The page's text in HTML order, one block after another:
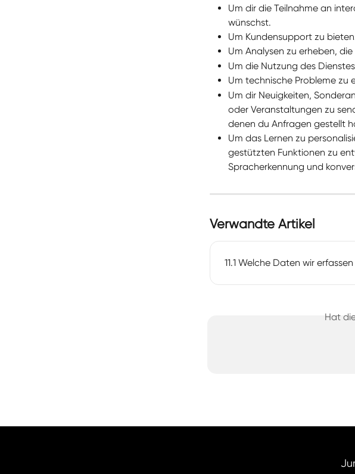
Um dir die Teilnahme an
wünschst.
Um Kundensupport zu
Um Analysen zu erheben,
Um die Nutzung des
Um technische Probleme zu
Um dir Neuigkeiten,
oder Veranstaltungen zu
denen du Anfragen gestellt
Um das Lernen zu
gestützten Funktionen zu
Spracherkennung und
Verwandte Artikel
11.1 Welche Daten wir erfassen
Hat